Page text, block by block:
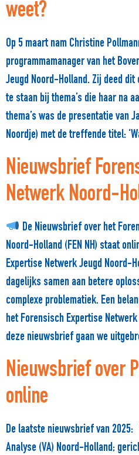
weet?
Op 5 maart nam Christine
programmamanager van het
Jeugd Noord-Holland. Zij deed
te staan bij thema’s die haar na
thema’s was de presentatie van
Noordje) met de treffende titel:
Nieuwsbrief
Netwerk Noord-
De Nieuwsbrief over het
Noord-Holland (FEN NH) staat
Expertise Netwerk Jeugd Noord-
dagelijks samen aan betere
complexe problematiek. Een
het Forensisch Expertise Netwerk
deze nieuwsbrief gaan we
Nieuwsbrief over
online
De laatste nieuwsbrief van 2025:
Analyse (VA) Noord-Holland;